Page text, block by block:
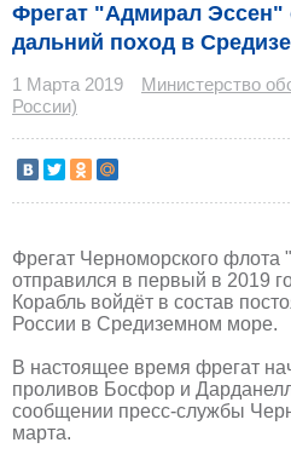
Фрегат "Адмирал Эссен"
дальний поход в
1 Марта 2019
Министерство
России)
Фрегат Черноморского
отправился в первый в 2019
Корабль войдёт в состав
России в Средиземном море.
В настоящее время фрегат
проливов Босфор и
сообщении пресс-службы
марта.